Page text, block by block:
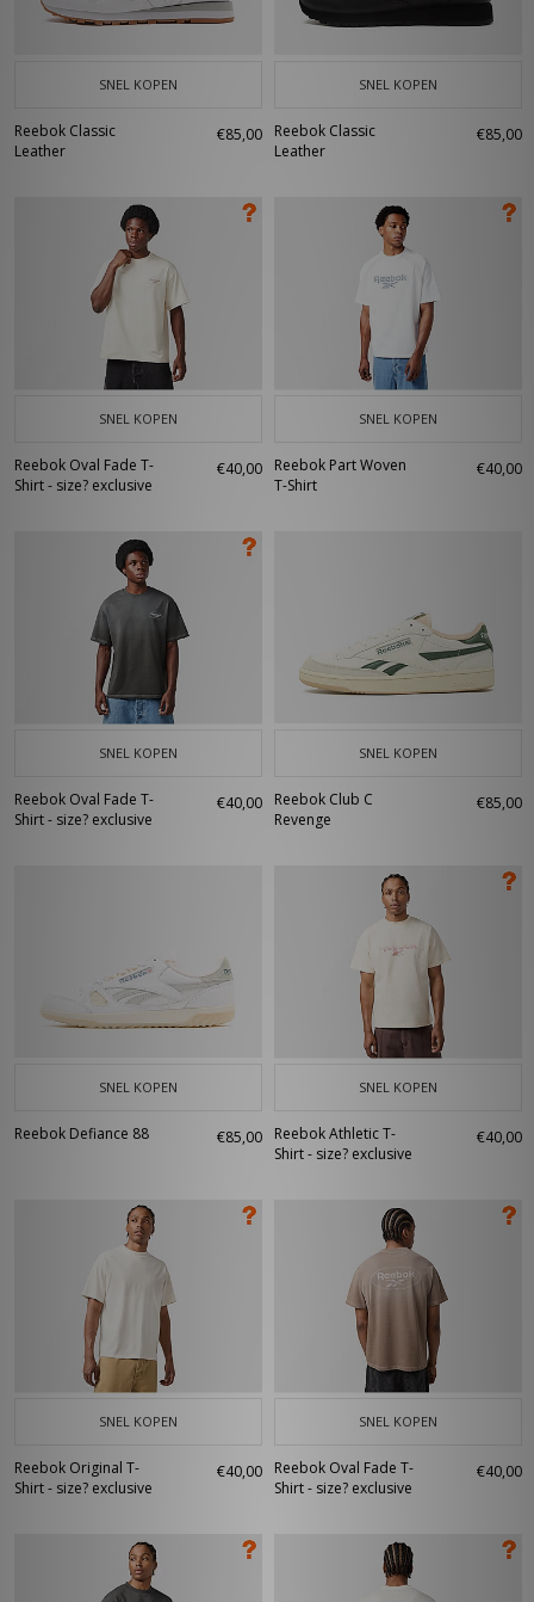
SNEL KOPEN
Reebok Classic
Leather
€85,00
SNEL KOPEN
Reebok Classic
Leather
€85,00
SNEL KOPEN
Reebok Oval Fade T-
Shirt - size? exclusive
€40,00
SNEL KOPEN
Reebok Part Woven
T-Shirt
€40,00
SNEL KOPEN
Reebok Oval Fade T-
Shirt - size? exclusive
€40,00
SNEL KOPEN
Reebok Club C
Revenge
€85,00
SNEL KOPEN
Reebok Defiance 88 €85,00
SNEL KOPEN
Reebok Athletic T-
Shirt - size? exclusive
€40,00
SNEL KOPEN
Reebok Original T-
Shirt - size? exclusive
€40,00
SNEL KOPEN
Reebok Oval Fade T-
Shirt - size? exclusive
€40,00